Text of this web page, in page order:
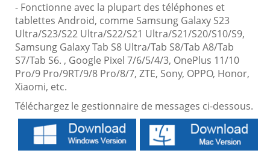
- Fonctionne avec la plupart des téléphones et
tablettes Android, comme Samsung Galaxy S23
Ultra/S23/S22 Ultra/S22/S21 Ultra/S21/S20/S10/S9,
Samsung Galaxy Tab S8 Ultra/Tab S8/Tab A8/Tab
S7/Tab S6. , Google Pixel 7/6/5/4/3, OnePlus 11/10
Pro/9 Pro/9RT/9/8 Pro/8/7, ZTE, Sony, OPPO, Honor,
Xiaomi, etc.
Téléchargez le gestionnaire de messages ci-dessous.